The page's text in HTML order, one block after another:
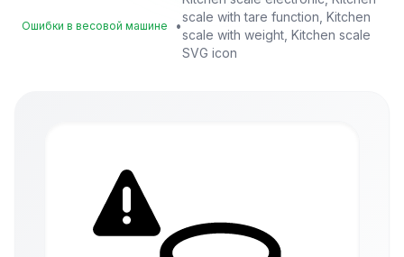
Ошибки в весовой машине •
scale with tare function, Kitchen
scale with weight, Kitchen scale
SVG icon